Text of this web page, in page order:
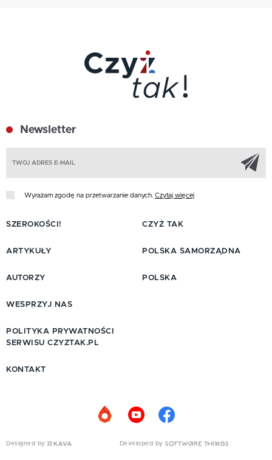
Newsletter
Wyrażam zgodę na przetwarzanie danych. Czytaj więcej
SZEROKOŚCI!
ARTYKUŁY
AUTORZY
CZYŻ TAK
POLSKA SAMORZĄDNA
POLSKA
WESPRZYJ NAS
POLITYKA PRYWATNOŚCI
SERWISU CZYZTAK.PL
KONTAKT
Designed by Developed by